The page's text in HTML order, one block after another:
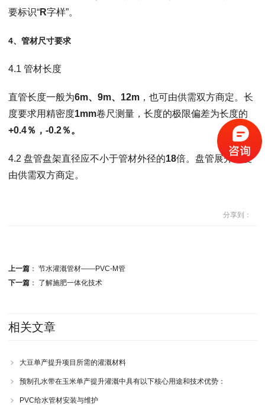
要标识“R字样”。
4、 管材尺寸要求
4.1 管材长度
直管长度一般为6m、9m、12m，也可由供需双方商定。长
度要求用精密度1mm卷尺测量，长度的极限偏差为长度的
+0.4％，-0.2％。
4.2 盘管盘架直径应不小于管材外径的18倍。盘管展开长度
由供需双方商定。
分享到：
上一篇： 节水灌溉管材——PVC-M管
下一篇： 了解施肥一体化技术
相关文章
大豆单产提升项目所需的灌溉材料
预制孔水带在玉米单产提升灌溉中具有以下核心用途和技术优势：
PVC给水管材安装与维护